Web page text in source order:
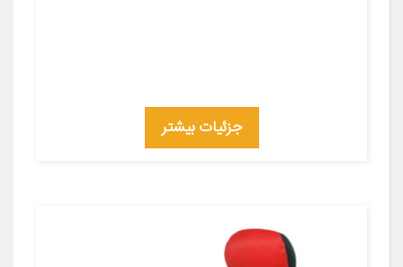
جزئیات بیشتر